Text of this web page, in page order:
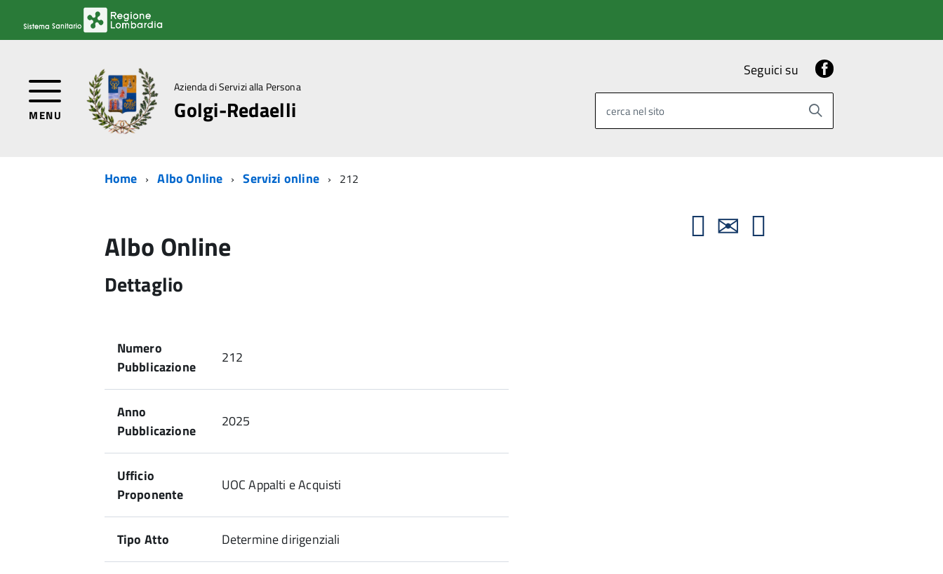
MENU
Azienda di Servizi alla Persona
Golgi-Redaelli
Seguici su
cerca nel sito
Home Albo Online Servizi online 212
Albo Online
Dettaglio
Numero
Pubblicazione
212
Anno
Pubblicazione
2025
Ufficio
Proponente
UOC Appalti e Acquisti
Tipo Atto Determine dirigenziali